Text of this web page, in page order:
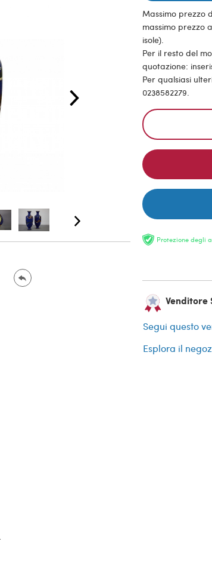
Massimo prezzo
massimo prezzo
isole).
Per il resto del
quotazione:
Per qualsiasi
0238582279.
Protezione degli
Venditore
Segui questo
Esplora il